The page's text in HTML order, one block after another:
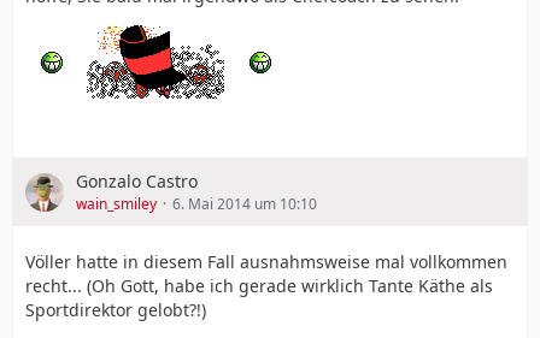
Gonzalo Castro
wain_smiley 6. Mai 2014 um 10:10
Völler hatte in diesem Fall ausnahmsweise mal vollkommen
recht... (Oh Gott, habe ich gerade wirklich Tante Käthe als
Sportdirektor gelobt?!)